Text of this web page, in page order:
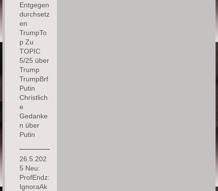
Entgegen
durchsetz
en
TrumpTo
p Zu
TOPIC
5/25 über
Trump
TrumpBrf
Putin
Christlich
e
Gedanke
n über
Putin
26.5.202
5 Neu:
ProfEndz:
IgnoraAk